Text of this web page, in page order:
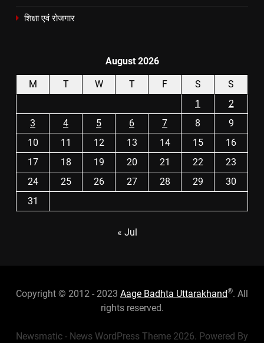
शिक्षा एवं रोजगार
August 2026
M T W T F S
S
1
2
3
4 5 6 7 8
9
10
11 12 13 14 15
16
17
18 19 20 21 22
23
24
25 26 27 28 29
30
31
« Jul
Copyright © 2012 - 2023 Aage Badhta Uttarakhand®. All
rights reserved.
Newsmatic - News WordPress Theme 2026. Powered By